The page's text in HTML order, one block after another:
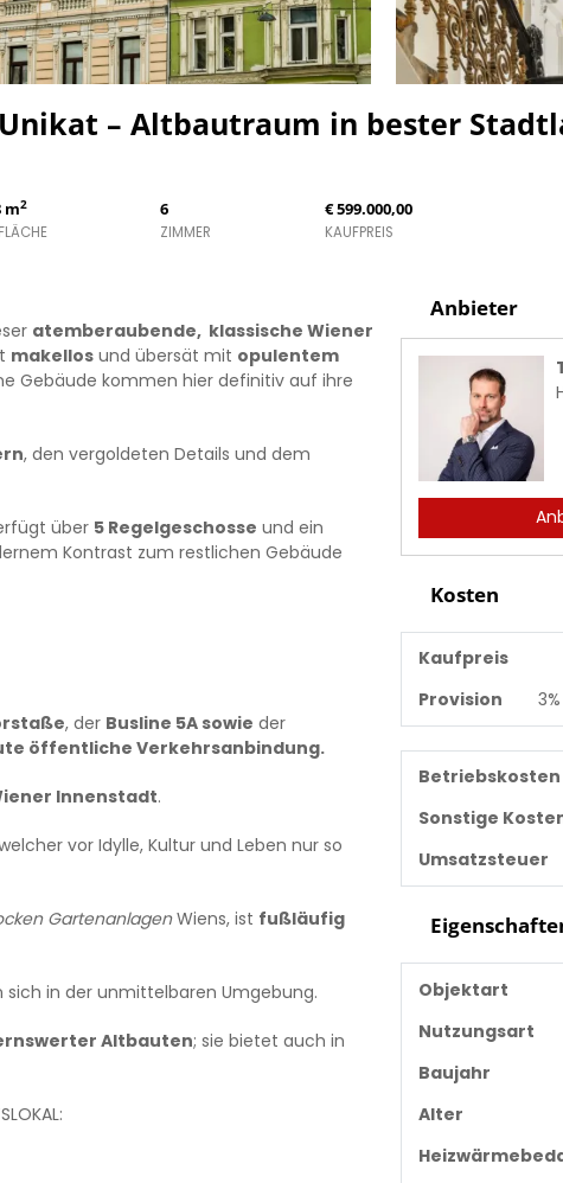
– Altbautraum in bester
m2 6
ZIMMER
€ 599.000,00
KAUFPREIS
atemberaubende, klassische Wiener
makellosund übersät mit opulentem
Gebäude kommen hier definitiv auf ihre
, den vergoldeten Details und dem
über 5 Regelgeschosse und ein
Kontrast zum restlichen Gebäude
, der Busline 5A sowie der
öffentliche Verkehrsanbindung.
Innenstadt.
vor Idylle, Kultur und Leben nur so
GartenanlagenWiens, ist fußläufig
sich in der unmittelbaren Umgebung.
Altbauten; sie bietet auch in
Anbieter
Kosten
Kaufpreis
Provision
Betriebskosten
Sonstige
Umsatzsteuer
Objektart
Nutzungsart
Baujahr
Alter